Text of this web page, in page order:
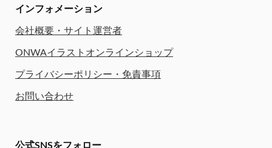
インフォメーション
会社概要・サイト運営者
ONWAイラストオンラインショップ
プライバシーポリシー・免責事項
お問い合わせ
公式SNSをフォロー